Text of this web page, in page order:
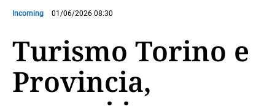
Incoming 01/06/2026 08:30
Turismo Torino e
Provincia,